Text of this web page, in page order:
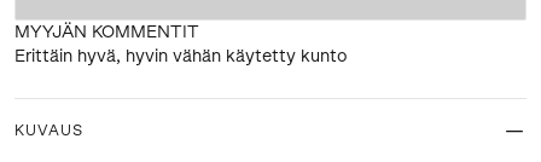
MYYJÄN KOMMENTIT
Erittäin hyvä, hyvin vähän käytetty kunto
KUVAUS